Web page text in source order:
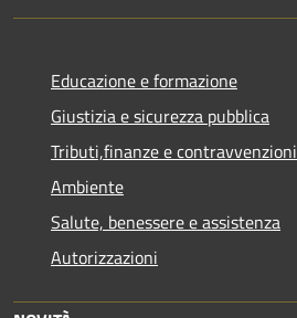
Educazione e formazione
Giustizia e sicurezza pubblica
Tributi,finanze e contravvenzioni
Ambiente
Salute, benessere e assistenza
Autorizzazioni